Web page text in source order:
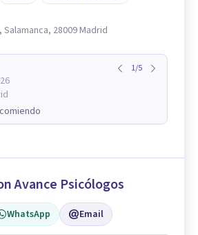
Salamanca, 28009 Madrid
1/5
Avance Psicólogos
WhatsApp Email